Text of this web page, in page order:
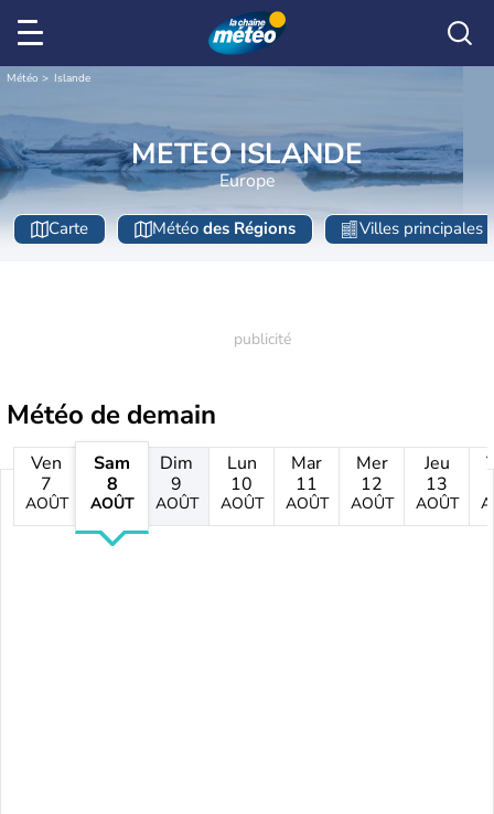
Météo Islande
METEO ISLANDE
Europe
Carte Météo des Régions Villes principales
Météo de demain
Ven
7
AOÛT
Sam
8
AOÛT
Dim
9
AOÛT
Lun
10
AOÛT
Mar
11
AOÛT
Mer
12
AOÛT
Jeu
13
AOÛT